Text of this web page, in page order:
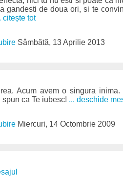
gandesti de doua ori, si te
citește tot
Sâmbătă, 13 Aprilie 2013
Acum avem o singura inima.
ca Te iubesc! ... deschide
Miercuri, 14 Octombrie 2009